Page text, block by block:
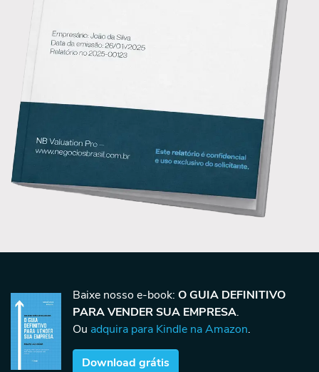
Baixe nosso e-book: O GUIA DEFINITIVO
PARA VENDER SUA EMPRESA.
Ou adquira para Kindle na Amazon.
Download grátis